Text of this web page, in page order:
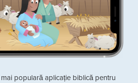
populară aplicație biblică pentru